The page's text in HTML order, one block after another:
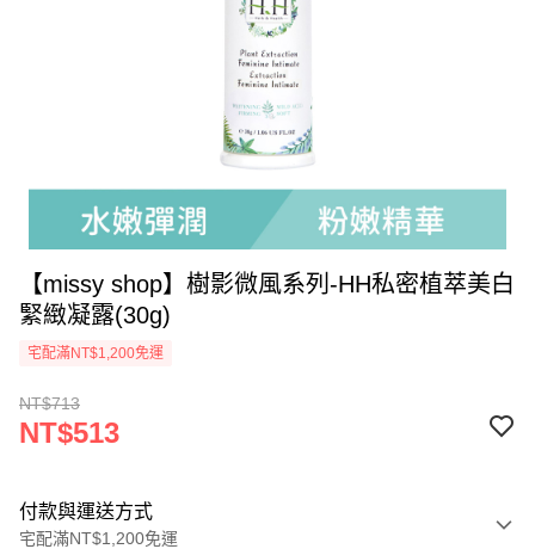
【missy shop】樹影微風系列-HH私密植萃美白
緊緻凝露(30g)
宅配滿NT$1,200免運
NT$713
NT$513
付款與運送方式
宅配滿NT$1,200免運